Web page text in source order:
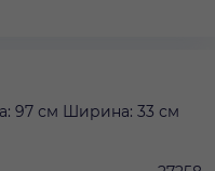
97 см Ширина: 33 см